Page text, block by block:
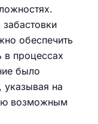
обеспечить
в процессах
было
указывая на
возможным